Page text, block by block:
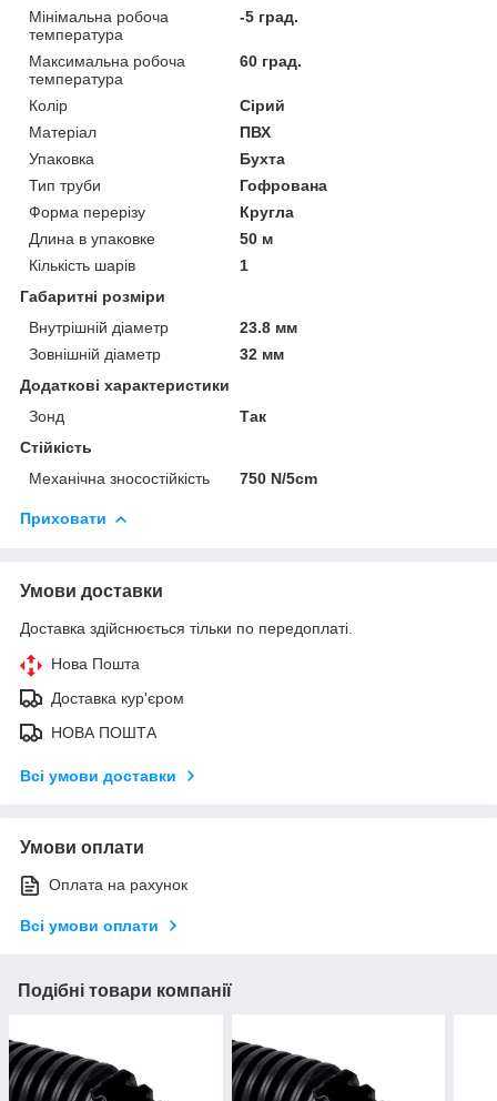
Мінімальна робоча
температура
-5 град.
Максимальна робоча
температура
60 град.
Колір
Сірий
Матеріал
ПВХ
Упаковка
Бухта
Тип труби
Гофрована
Форма перерізу
Кругла
Длина в упаковке
50 м
Кількість шарів
1
Габаритні розміри
Внутрішній діаметр
23.8 мм
Зовнішній діаметр
32 мм
Додаткові характеристики
Зонд
Так
Стійкість
Механічна зносостійкість
750 N/5cm
Приховати
Умови доставки
Доставка здійснюється тільки по передоплаті.
Нова Пошта
Доставка кур'єром
НОВА ПОШТА
Всі умови доставки
Умови оплати
Оплата на рахунок
Всі умови оплати
Подібні товари компанії